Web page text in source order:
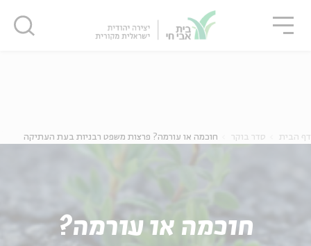
דף הבית
סדר בוקר חוכמה או עורמה? פרצות משפט רבניות בעת העתיקה
חוכמה או עורמה?
סגור